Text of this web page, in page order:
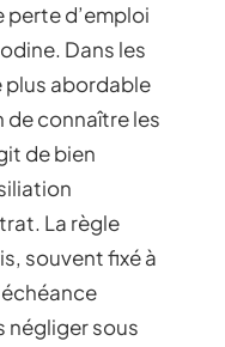
perte d’emploi
Dans les
plus abordable
de connaître les
de bien
La règle
souvent fixé à
négliger sous